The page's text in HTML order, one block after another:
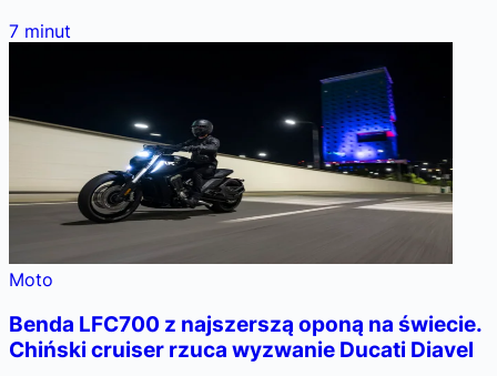
7 minut
Moto
Benda LFC700 z najszerszą oponą na świecie.
Chiński cruiser rzuca wyzwanie Ducati Diavel